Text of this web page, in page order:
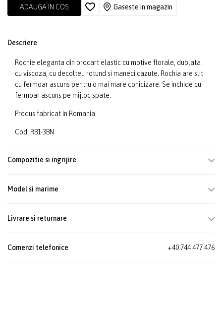
ADAUGA IN COS Gaseste in magazin
Descriere
Rochie eleganta din brocart elastic cu motive florale, dublata
cu viscoza, cu decolteu rotund si maneci cazute. Rochia are slit
cu fermoar ascuns pentru o mai mare conicizare. Se inchide cu
fermoar ascuns pe mijloc spate.
Produs fabricat in Romania
Cod: RB1-3BN
Compozitie si ingrijire
Model si marime
Livrare si returnare
Comenzi telefonice +40 744 477 476